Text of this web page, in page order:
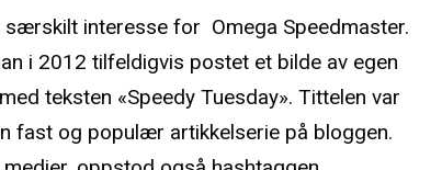
særskilt interesse for Omega Speedmaster.
i 2012 tilfeldigvis postet et bilde av egen
teksten «Speedy Tuesday». Tittelen var
fast og populær artikkelserie på bloggen.